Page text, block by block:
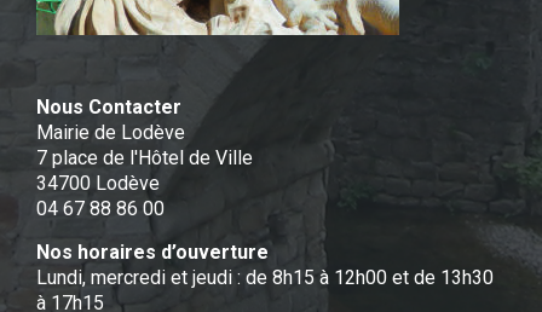
Nous Contacter
Mairie de Lodève
7 place de l'Hôtel de Ville
34700 Lodève
04 67 88 86 00
Nos horaires d’ouverture
Lundi, mercredi et jeudi : de 8h15 à 12h00 et de 13h30
à 17h15